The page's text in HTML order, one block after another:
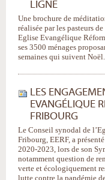
LIGNE
Une brochure de
réalisée par les pasteurs
Eglise Evangélique
ses 3500 ménages
semaines qui suivent
LES
EVANGÉLIQUE
FRIBOURG
Le Conseil synodal de
Fribourg, EERF, a
2020-2023, lors de son
notamment question de
verte et écologiquement
lutte contre la pandémie